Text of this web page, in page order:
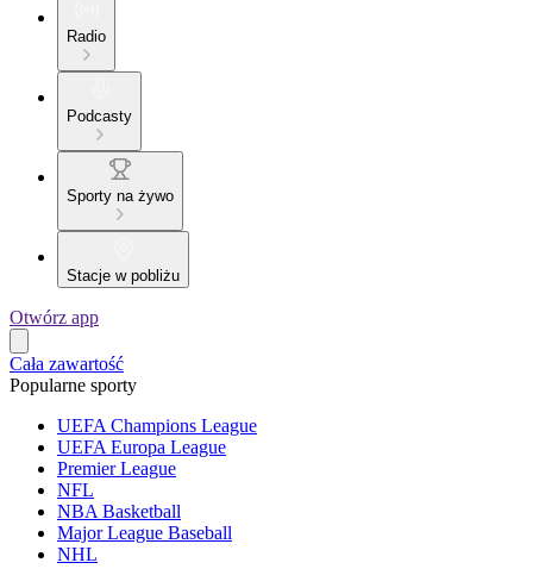
Radio
Podcasty
Sporty na żywo
Stacje w pobliżu
Otwórz app
Cała zawartość
Popularne sporty
UEFA Champions League
UEFA Europa League
Premier League
NFL
NBA Basketball
Major League Baseball
NHL